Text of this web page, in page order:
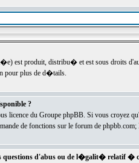
est produit, distribu� et est sous droits
pour plus de d�tails.
?
licence du Groupe phpBB. Si vous croyez
de fonctions sur le forum de
questions d'abus ou de l�galit� relatif �